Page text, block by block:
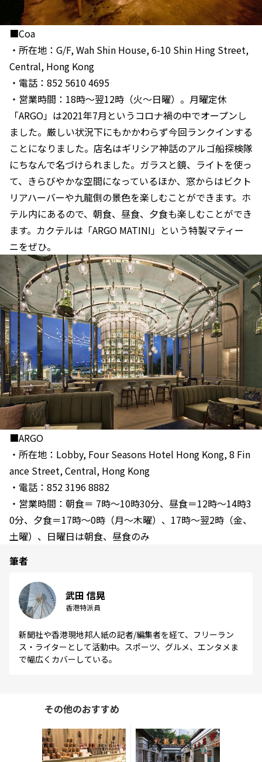
■Coa
・所在地：G/F, Wah Shin House, 6-10 Shin Hing Street,
Central, Hong Kong
・電話：852 5610 4695
・営業時間：18時～翌12時（火～日曜）。月曜定休
「ARGO」は2021年7月というコロナ禍の中でオープンし
ました。厳しい状況下にもかかわらず今回ランクインする
ことになりました。店名はギリシア神話のアルゴ船探検隊
にちなんで名づけられました。ガラスと鏡、ライトを使っ
て、きらびやかな空間になっているほか、窓からはビクト
リアハーバーや九龍側の景色を楽しむことができます。ホ
テル内にあるので、朝食、昼食、夕食も楽しむことができ
ます。カクテルは「ARGO MATINI」という特製マティー
ニをぜひ。
■ARGO
・所在地：Lobby, Four Seasons Hotel Hong Kong, 8 Fin
ance Street, Central, Hong Kong
・電話：852 3196 8882
・営業時間：朝食＝ 7時～10時30分、昼食＝12時～14時3
0分、夕食＝17時～0時（月～木曜）、17時～翌2時（金、
土曜）、日曜日は朝食、昼食のみ
筆者
武田 信晃
香港特派員
新聞社や香港現地邦人紙の記者/編集者を経て、フリーラン
ス・ライターとして活動中。スポーツ、グルメ、エンタメま
で幅広くカバーしている。
その他のおすすめ